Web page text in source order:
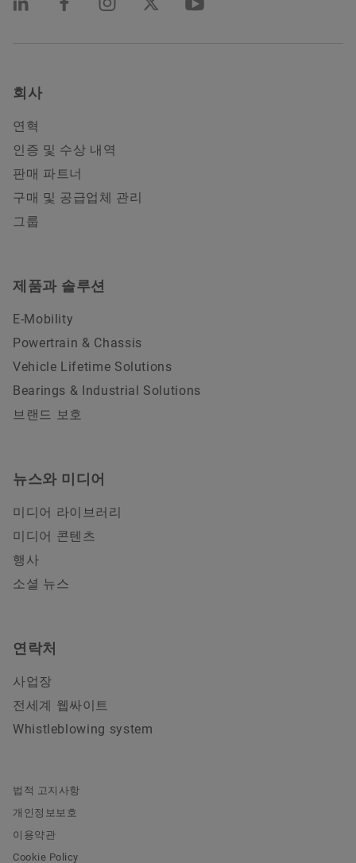
회사
연혁
인증 및 수상 내역
판매 파트너
구매 및 공급업체 관리
그룹
제품과 솔루션
E-Mobility
Powertrain & Chassis
Vehicle Lifetime Solutions
Bearings & Industrial Solutions
브랜드 보호
뉴스와 미디어
미디어 라이브러리
미디어 콘텐츠
행사
소셜 뉴스
연락처
사업장
전세계 웹싸이트
Whistleblowing system
법적 고지사항
개인정보보호
이용약관
Cookie Policy